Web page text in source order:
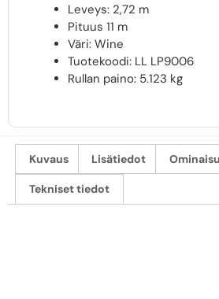
Leveys: 2,72 m
Pituus 11 m
Väri: Wine
Tuotekoodi: LL LP9006
Rullan paino: 5.123 kg
Kuvaus Lisätiedot
Tekniset tiedot